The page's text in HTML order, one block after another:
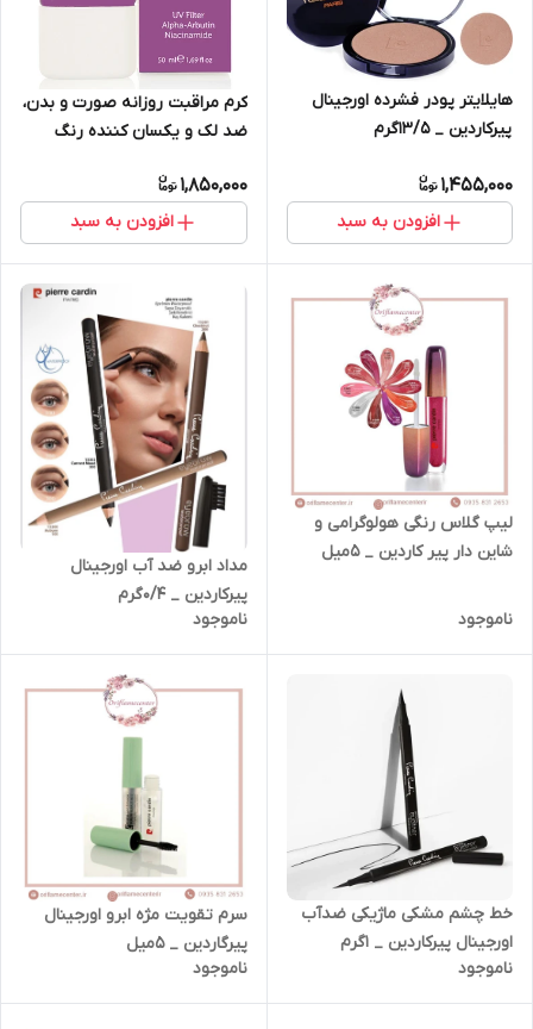
هایلایتر پودر فشرده اورجینال
پیرکاردین _ ۱۳/۵گرم
1,455,000
افزودن به سبد
کرم مراقبت روزانه صورت و بدن،
ضد لک و یکسان کننده رنگ
اورجینال پیرکاردین 50 میلی لیتر
1,850,000
افزودن به سبد
لیپ گلاس رنگی هولوگرامی و
شاین دار پیر کاردین _ 5میل
ناموجود
مداد ابرو ضد آب اورجینال
پیرکاردین _ 0/4گرم
ناموجود
خط چشم مشکی ماژیکی ضدآب
اورجینال پیرکاردین _ ۱گرم
ناموجود
سرم تقویت مژه ابرو اورجینال
پیرگاردین _ ۵میل
ناموجود